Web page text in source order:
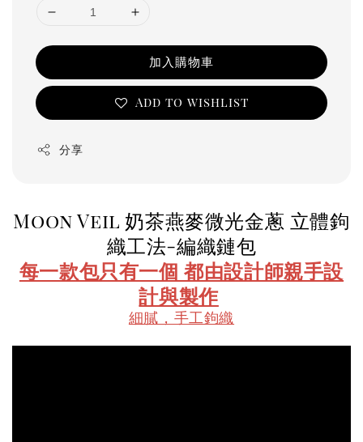
加入購物車
Add to wishlist
分享
Moon Veil 奶茶燕麥微光金蔥 立體鉤
織工法-編織鏈包
每一款包只有一個 都由設計師親手設
計與製作
細膩，手工鉤織